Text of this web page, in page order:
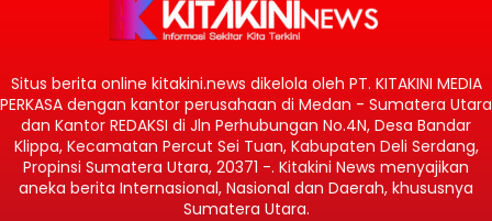
Situs berita online kitakini.news dikelola oleh PT. KITAKINI MEDIA
PERKASA dengan kantor perusahaan di Medan - Sumatera Utara
dan Kantor REDAKSI di Jln Perhubungan No.4N, Desa Bandar
Klippa, Kecamatan Percut Sei Tuan, Kabupaten Deli Serdang,
Propinsi Sumatera Utara, 20371 -. Kitakini News menyajikan
aneka berita Internasional, Nasional dan Daerah, khususnya
Sumatera Utara.